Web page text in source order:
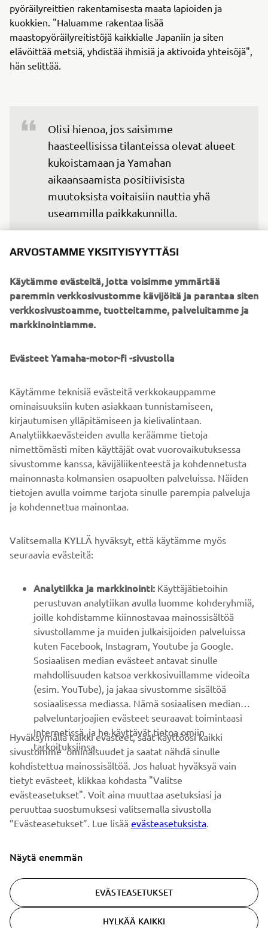
pyöräilyreittien rakentamisesta maata lapioiden ja
kuokkien. "Haluamme rakentaa lisää
maastopyöräilyreitistöjä kaikkialle Japaniin ja siten
elävöittää metsiä, yhdistää ihmisiä ja aktivoida yhteisöjä",
hän selittää.
Olisi hienoa, jos saisimme
haasteellisissa tilanteissa olevat alueet
kukoistamaan ja Yamahan
aikaansaamista positiivisista
muutoksista voitaisiin nauttia yhä
useammilla paikkakunnilla.
tekninen tutkimus- ja kehityskeskus
©Yamaha Motor Europe N.V. / Yamaha Motor Co., Ltd.
koskaan käyttää kaupallisiin tai ei-kaupallisiin tarkoituksiin
Co., Ltd:n nimenomaista kirjallista lupaa.
Aja aina turvallisesti ja noudata paikallisia
nopeusrajoituksia ja lakeja.
B2B
YAMAHA MUUALLA
ASIAKASTUKI
UUTISKIRJE
Ole ensimmäinen, joka kuulee uusimmista tarjouksista,
erikoistapahtumista, uusista julkaisuista ja paljon muuta...
TILAA
Lue tietosuojakäytäntömme saadaksesi tietää, miten
käsittelemme henkilötietojasi:
Tietosuoja ja evästeet -sivustolta
© Copyright - 2026 Yamaha Motor Europe N.V. - All Rights
ARVOSTAMME YKSITYISYYTTÄSI
Käytämme evästeitä, jotta voisimme ymmärtää
paremmin verkkosivustomme kävijöitä ja parantaa siten
verkkosivustoamme, tuotteitamme, palveluitamme ja
markkinointiamme.
Evästeet Yamaha-motor-fi -sivustolla
Käytämme teknisiä evästeitä verkkokauppamme
ominaisuuksiin kuten asiakkaan tunnistamiseen,
kirjautumisen ylläpitämiseen ja kielivalintaan.
Analytiikkaevästeiden avulla keräämme tietoja
nimettömästi miten käyttäjät ovat vuorovaikutuksessa
sivustomme kanssa, kävijäliikenteestä ja kohdennetusta
mainonnasta kolmansien osapuolten palveluissa. Näiden
tietojen avulla voimme tarjota sinulle parempia palveluja
ja kohdennettua mainontaa.
Valitsemalla KYLLÄ hyväksyt, että käytämme myös
seuraavia evästeitä:
Analytiikka ja markkinointi: Käyttäjätietoihin
perustuvan analytiikan avulla luomme kohderyhmiä,
joille kohdistamme kiinnostavaa mainossisältöä
sivustollamme ja muiden julkaisijoiden palveluissa
kuten Facebook, Instagram, Youtube ja Google.
Sosiaalisen median evästeet antavat sinulle
mahdollisuuden katsoa verkkosivuillamme videoita
(esim. YouTube), ja jakaa sivustomme sisältöä
sosiaalisessa mediassa. Nämä sosiaalisen median
palveluntarjoajien evästeet seuraavat toimintaasi
Internetissä, ja he käyttävät tietoa omiin
tarkoituksiinsa.
Hyväksymällä kaikki evästeet, saat käyttöösi kaikki
sivustomme ominaisuudet ja saatat nähdä sinulle
kohdistettua mainossisältöä. Jos haluat hyväksyä vain
tietyt evästeet, klikkaa kohdasta "Valitse
evästeasetukset". Voit aina muuttaa asetuksiasi ja
peruuttaa suostumuksesi valitsemalla sivustolla
”Evästeasetukset”. Lue lisää evästeasetuksista.
Näytä enemmän
EVÄSTEASETUKSET
HYLKÄÄ KAIKKI